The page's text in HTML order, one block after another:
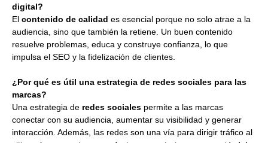
digital?
El contenido de calidad es esencial porque no solo atrae a la
audiencia, sino que también la retiene. Un buen contenido
resuelve problemas, educa y construye confianza, lo que
impulsa el SEO y la fidelización de clientes.
¿Por qué es útil una estrategia de redes sociales para las
marcas?
Una estrategia de redes sociales permite a las marcas
conectar con su audiencia, aumentar su visibilidad y generar
interacción. Además, las redes son una vía para dirigir tráfico al